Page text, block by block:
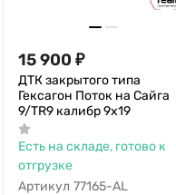
15 900 ₽
ДТК закрытого типа
Гексагон Поток на Сайга
9/TR9 калибр 9х19
Есть на складе, готово к
отгрузке
Артикул 77165-AL